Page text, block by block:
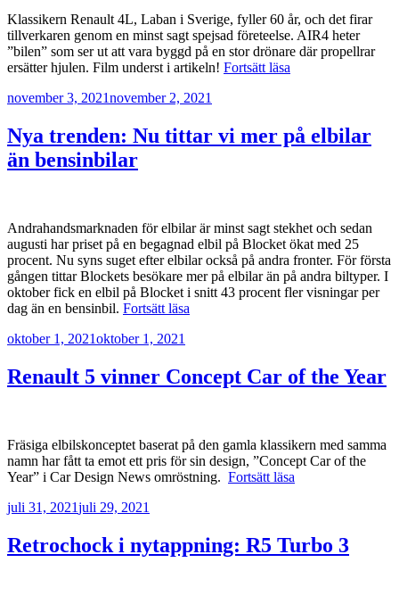
Klassikern Renault 4L, Laban i Sverige, fyller 60 år, och det firar
tillverkaren genom en minst sagt spejsad företeelse. AIR4 heter
”bilen” som ser ut att vara byggd på en stor drönare där propellrar
ersätter hjulen. Film underst i artikeln! Fortsätt läsa
i
kolfiber”
Publicerat
november 3, 2021november 2, 2021
Nya trenden: Nu tittar vi mer på elbilar
än bensinbilar
Andrahandsmarknaden för elbilar är minst sagt stekhet och sedan
augusti har priset på en begagnad elbil på Blocket ökat med 25
procent. Nu syns suget efter elbilar också på andra fronter. För första
gången tittar Blockets besökare mer på elbilar än på andra biltyper. I
oktober fick en elbil på Blocket i snitt 43 procent fler visningar per
dag än en bensinbil. Fortsätt läsa
vi
mer
än
bensinbilar”
Publicerat
oktober 1, 2021oktober 1, 2021
Renault 5 vinner Concept Car of the Year
Fräsiga elbilskonceptet baserat på den gamla klassikern med samma
namn har fått ta emot ett pris för sin design, ”Concept Car of the
Year” i Car Design News omröstning. Fortsätt läsa
Car
of
Publicerat
juli 31, 2021juli 29, 2021
Retrochock i nytappning: R5 Turbo 3